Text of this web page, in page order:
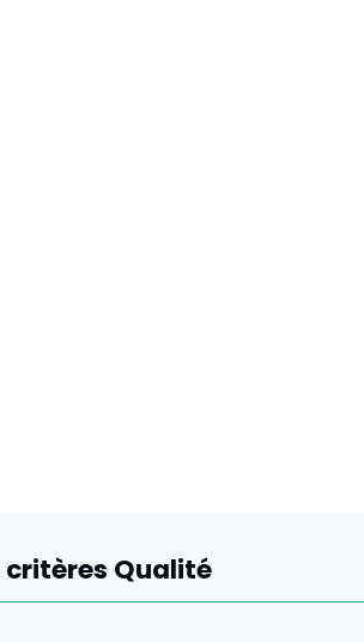
critères Qualité